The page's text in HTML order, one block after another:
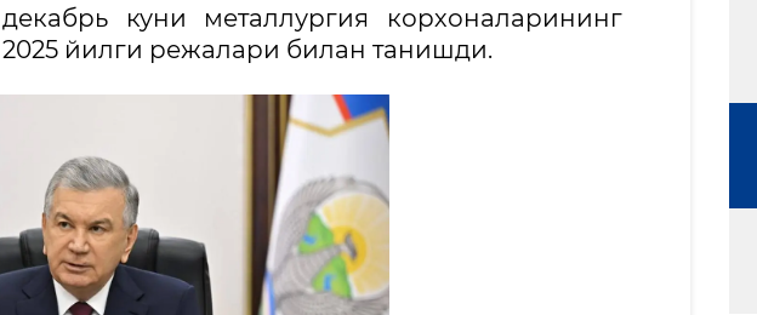
куни металлургия корхоналарининг
йилги режалари билан танишди.